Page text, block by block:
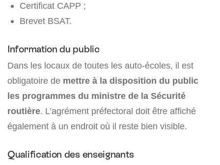
Certificat CAPP ;
Brevet BSAT.
Information du public
Dans les locaux de toutes les auto-écoles, il est
obligatoire de mettre à la disposition du public
les programmes du ministre de la Sécurité
routière. L’agrément préfectoral doit être affiché
également à un endroit où il reste bien visible.
Qualification des enseignants